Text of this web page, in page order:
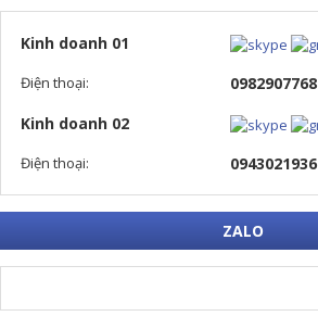
Kinh doanh 01
Điện thoại:
0982907768
Kinh doanh 02
Điện thoại: 0943021936
ZALO